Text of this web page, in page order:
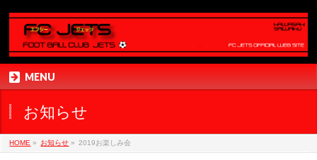
MENU
お知らせ
HOME » お知らせ » 2019お楽しみ会